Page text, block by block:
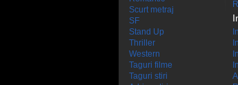
Scurt metraj
SF
Stand Up
Thriller
Western
Taguri filme
Taguri stiri